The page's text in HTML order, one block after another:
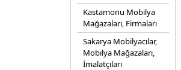
Kastamonu Mobilya
Mağazaları, Firmaları
Sakarya Mobilyacılar,
Mobilya Mağazaları,
İmalatçıları